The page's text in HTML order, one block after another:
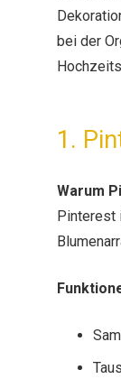
bei der
1.
Warum
Pinterest